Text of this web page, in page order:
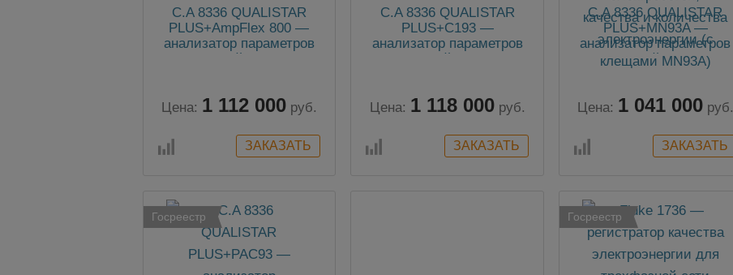
C.A 8336 QUALISTAR
PLUS+AmpFlex 800 —
анализатор параметров
электросетей, качества и
клещами AmpFlex 800
Цена: 1 112 000 руб.
C.A 8336 QUALISTAR
PLUS+C193 —
анализатор параметров
электросетей, качества и
клещами C193)
Цена: 1 118 000 руб.
C.A 8336 QUALISTAR
PLUS+MN93A —
анализатор параметров
электросетей, качества и
клещами MN93A)
Цена: 1 041 000 руб.
Госреестр Госреестр